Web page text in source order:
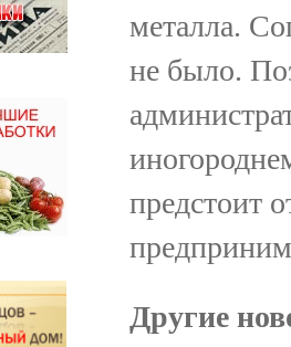
металла.
не было.
предстоит
Другие